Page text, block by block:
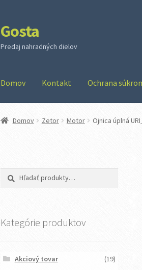
Preskočiť
na
navigáciu
Preskočiť
na
obsah
Gosta
Predaj nahradných dielov
Domov Kontakt Ochrana
Domov Zetor Motor Ojnica úplná
Hľadať:
Vyhľadávanie
Kategórie produktov
Akciový tovar
(19)